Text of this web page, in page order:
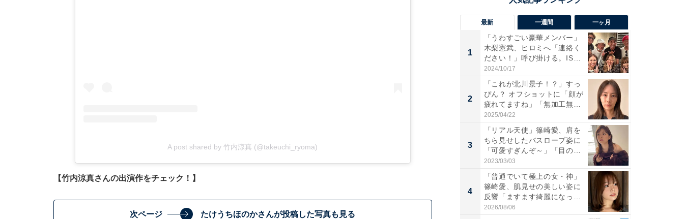
A post shared by 竹内涼真 (@takeuchi_ryoma)
【竹内涼真さんの出演作をチェック！】
次ページ たけうちほのかさんが投稿した写真も見る
最新 一週間 一ヶ月
1
「うわすごい豪華メンバー」
木梨憲武、ヒロミへ「連絡く
ださい！」呼び掛ける。IS
S...
2024/10/17
2
「これが北川景子！？」すっ
ぴん？ オフショットに「顔が
疲れてますね」「無加工無
表...
2025/04/22
3
「リアル天使」篠崎愛、肩を
ちら見せしたバスローブ姿に
「可愛すぎんぞ～」「目の表
情...
2023/03/03
4
「普通でいて極上の女・神」
篠崎愛、肌見せの美しい姿に
反響「ますます綺麗になって
い...
2026/08/06